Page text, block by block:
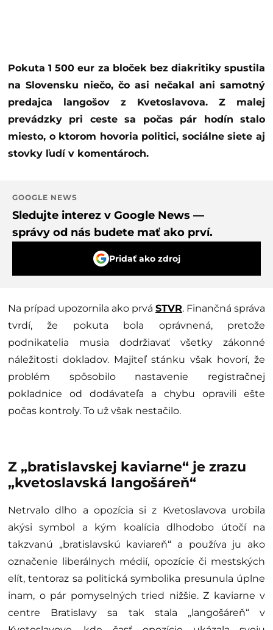
Pokuta 1 500 eur za bloček bez diakritiky spustila
na Slovensku niečo, čo asi nečakal ani samotný
predajca langošov z Kvetoslavova. Z malej
prevádzky pri ceste sa počas pár hodín stalo
miesto, o ktorom hovoria politici, sociálne siete aj
stovky ľudí v komentároch.
GOOGLE NEWS
Sledujte interez v Google News —
správy od nás budete mať ako prví.
Pridať ako zdroj
Na prípad upozornila ako prvá STVR. Finančná správa
tvrdí, že pokuta bola oprávnená, pretože
podnikatelia musia dodržiavať všetky zákonné
náležitosti dokladov. Majiteľ stánku však hovorí, že
problém spôsobilo nastavenie registračnej
pokladnice od dodávateľa a chybu opravili ešte
počas kontroly. To už však nestačilo.
Z „bratislavskej kaviarne“ je zrazu
„kvetoslavská langošáreň“
Netrvalo dlho a opozícia si z Kvetoslavova urobila
akýsi symbol a kým koalícia dlhodobo útočí na
takzvanú „bratislavskú kaviareň“ a používa ju ako
označenie liberálnych médií, opozície či mestských
elít, tentoraz sa politická symbolika presunula úplne
inam, o pár pomyselných tried nižšie. Z kaviarne v
centre Bratislavy sa tak stala „langošáreň“ v